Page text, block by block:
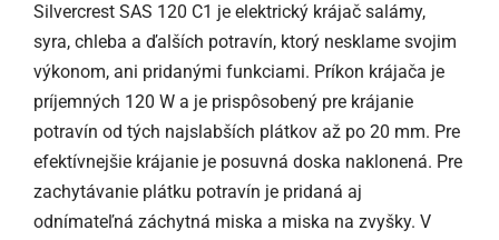
Silvercrest SAS 120 C1 je elektrický krájač salámy,
syra, chleba a ďalších potravín, ktorý nesklame svojim
výkonom, ani pridanými funkciami. Príkon krájača je
príjemných 120 W a je prispôsobený pre krájanie
potravín od tých najslabších plátkov až po 20 mm. Pre
efektívnejšie krájanie je posuvná doska naklonená. Pre
zachytávanie plátku potravín je pridaná aj
odnímateľná záchytná miska a miska na zvyšky. V